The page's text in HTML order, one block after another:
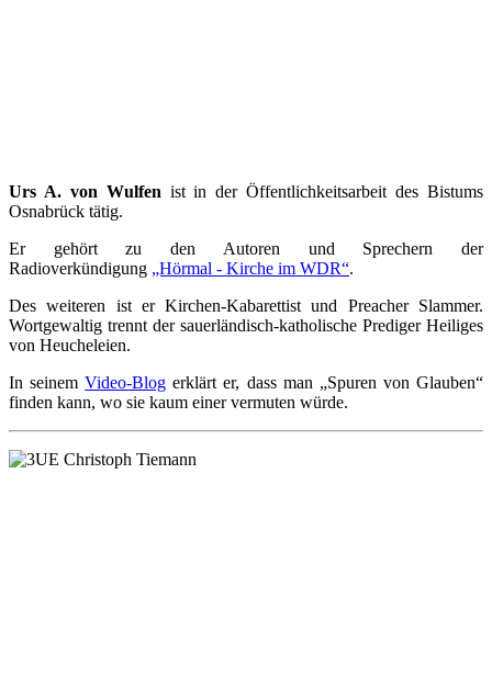
Urs A. von Wulfen ist in der Öffentlichkeitsarbeit des Bistums
Osnabrück tätig.
Er gehört zu den Autoren und Sprechern der
Radioverkündigung „Hörmal - Kirche im WDR“.
Des weiteren ist er Kirchen-Kabarettist und Preacher Slammer.
Wortgewaltig trennt der sauerländisch-katholische Prediger Heiliges
von Heucheleien.
In seinemVideo-Blog erklärt er, dass man „Spuren von Glauben“
finden kann, wo sie kaum einer vermuten würde.